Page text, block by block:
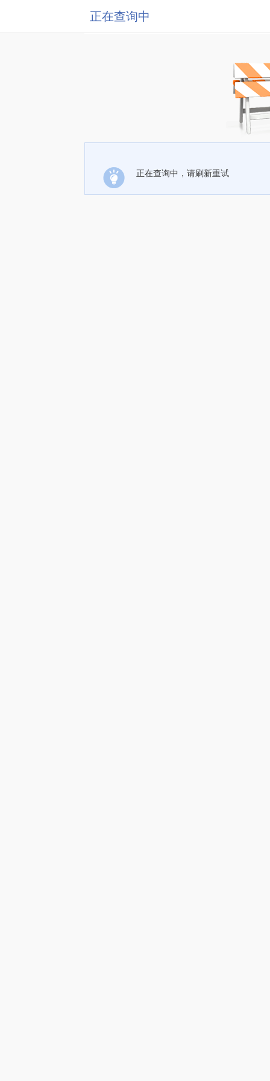
正在查询中
正在查询中，请刷新重试